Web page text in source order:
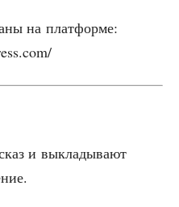
на плат­фор­ме:
и выкла­ды­ва­ют